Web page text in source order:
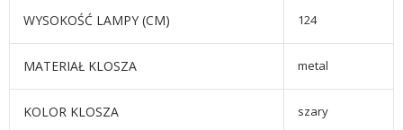
WYSOKOŚĆ LAMPY (CM) 124
MATERIAŁ KLOSZA metal
KOLOR KLOSZA szary